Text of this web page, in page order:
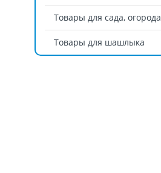
Товары для сада, огорода
Товары для шашлыка